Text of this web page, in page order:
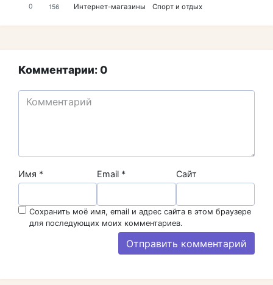
0 156 Интернет-магазины Спорт и отдых
Комментарии: 0
Имя * Email * Сайт
Сохранить моё имя, email и адрес сайта в этом браузере
для последующих моих комментариев.